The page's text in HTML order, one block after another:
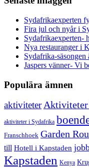
Sydafrikaexperten
Fira jul och nyår i
Sydafrikaexperten-
Nya restauranger i
Sydafrika-säsongen
Jaspers vänner- Vi
Populära ämnen
aktiviteterAktiviteter
aktiviteter i Sydafrika
Franschhoek Garden
till Hotell i Kapstaden
Kapstaden Kenya